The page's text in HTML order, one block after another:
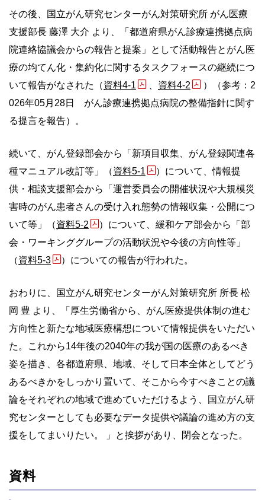
その後、国立がん研究センターがん対策研究所 がん医療
支援部長 藤澤 大介 より、「都道府県がん診療連携拠点病
院連絡協議会からの報告と提案」として活動報告とがん医
療の均てん化・集約化に関するタスクフォースの継続につ
いて報告がなされた（資料4-1 資料4-2
）（参考：2
026年05月28日 がん診療連携拠点病院の整備指針に関す
る提言を報告）。
続いて、がん登録部会から「新項目収集、がん登録関連各
種マニュアル改訂等」（資料5-1
）について、情報提
供・相談支援部会から「運営委員会の開催状況や大規模災
害時のがん患者さんの受け入れ態勢の情報収集・公開につ
いて等」（資料5-2
）について、緩和ケア部会から「部
会・ワーキンググループの活動状況や今後の方向性等」
（資料5-3 ）についての報告が行われた。
おわりに、国立がん研究センターがん対策研究所 所長 松
岡 豊 より、「厚生労働省から、がん医療提供体制の進む
方向性と新たな地域医療構想について情報提供をいただい
た。これから14年後の2040年の我が国の医療のあるべき
姿を描き、各都道府県、地域、そして日本全体としてどう
あるべきかをしっかり置いて、そこから今すべきことの議
論をそれぞれの地域で進めていただけるよう、国立がん研
究センターとしても必要なデータ提供や議論の進め方の支
援をしてまいりたい。 」と挨拶があり、閉会となった。
資料